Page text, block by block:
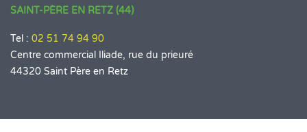
SAINT-PÈRE EN RETZ (44)
Tel : 02 51 74 94 90
Centre commercial Iliade, rue du prieuré
44320 Saint Père en Retz